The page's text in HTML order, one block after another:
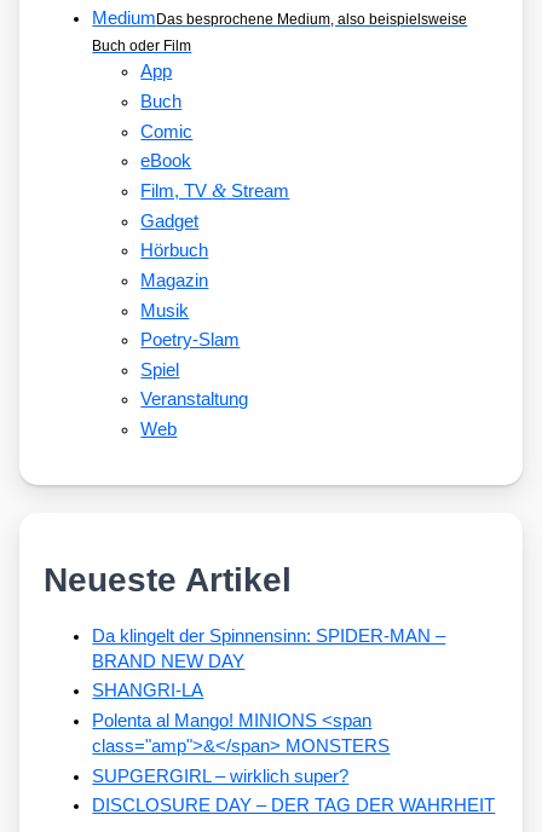
Medium Das besprochene Medium, also beispielsweise
Buch oder Film
App
Buch
Comic
eBook
Film, TV&Stream
Gadget
Hörbuch
Magazin
Musik
Poetry-Slam
Spiel
Veranstaltung
Web
Neueste Artikel
Da klingelt der Spinnensinn: SPIDER-MAN –
BRAND NEW DAY
SHANGRI-LA
Polenta al Mango! MINIONS <span
class="amp">&</span> MONSTERS
SUPGERGIRL – wirklich super?
DISCLOSURE DAY – DER TAG DER WAHRHEIT